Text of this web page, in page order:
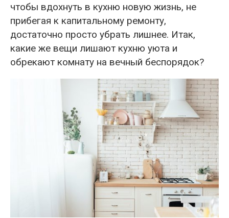
чтобы вдохнуть в кухню новую жизнь, не
прибегая к капитальному ремонту,
достаточно просто убрать лишнее. Итак,
какие же вещи лишают кухню уюта и
обрекают комнату на вечный беспорядок?